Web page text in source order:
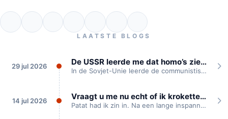
LAATSTE BLOGS
29 jul 2026 De USSR leerde me dat homo’s ziek zijn
In de Sovjet-Unie leerde de communistische partij mij dat homoseksualiteit een ziekte is, waarvoor...
14 jul 2026 Vraagt u me nu echt of ik kroketten heb?
Patat had ik zin in. Na een lange inspannende theaterdag waren we onderweg naar...